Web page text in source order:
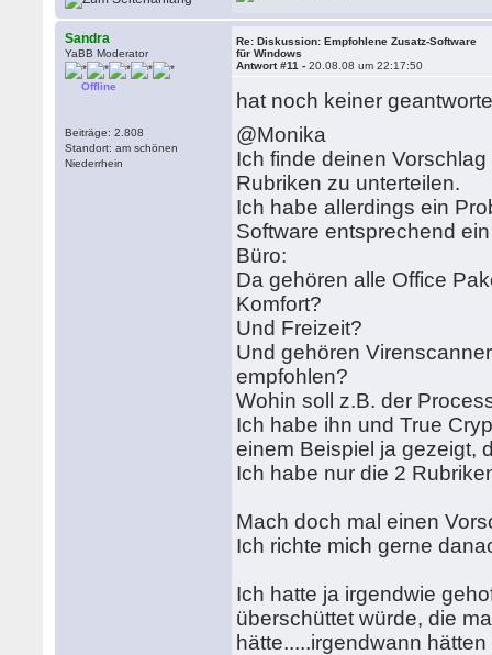
Sandra
YaBB Moderator
Offline
Beiträge: 2.808
Standort: am schönen
Niederrhein
Re: Diskussion: Empfohlene Zusatz-Software
für Windows
Antwort #11 -20.08.08 um 22:17:50
hat noch keiner
@Monika
Ich finde deinen
Rubriken zu unterteilen.
Ich habe allerdings ein
Software entsprechend
Büro:
Da gehören alle Office
Komfort?
Und Freizeit?
Und gehören
empfohlen?
Wohin soll z.B. der
Ich habe ihn und True
einem Beispiel ja gezeigt,
Ich habe nur die 2
Mach doch mal einen
Ich richte mich gerne
Ich hatte ja irgendwie
überschüttet würde, die
hätte.....irgendwann